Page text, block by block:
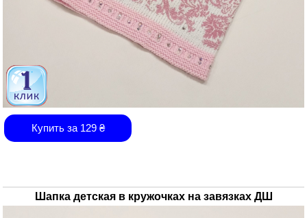
Купить за 129₴
Шапка детская в кружочках на завязках ДШ